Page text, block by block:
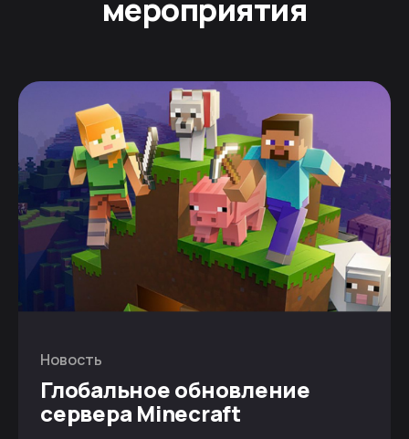
мероприятия
Новость
Глобальное обновление
сервера Minecraft